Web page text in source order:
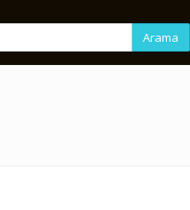
Arama